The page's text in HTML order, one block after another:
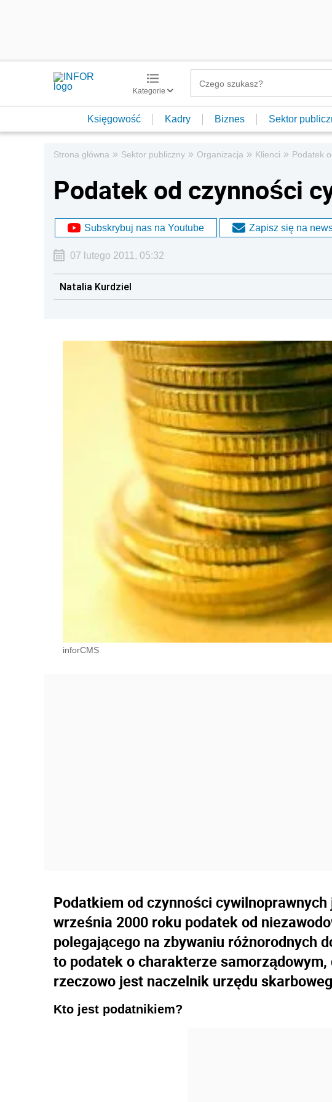
Kategorie
Księgowość Kadry Biznes Sektor
Strona główna » Sektor publiczny » Organizacja » Klienci » Podatek
Podatek od czynności
Subskrybuj nas na Youtube Zapisz się na
07 lutego 2011, 05:32
Natalia Kurdziel
inforCMS
Podatkiem od czynności
września 2000 roku podatek od
polegającego na zbywaniu różnorodnych
to podatek o charakterze
rzeczowo jest naczelnik urzędu
Kto jest podatnikiem?